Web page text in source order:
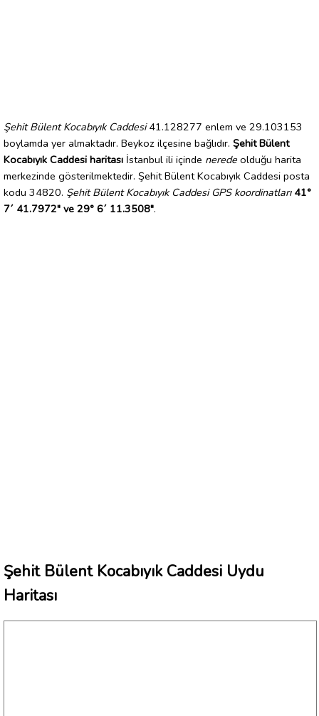
Şehit Bülent Kocabıyık Caddesi41.128277 enlem ve 29.103153
boylamda yer almaktadır. Beykoz ilçesine bağlıdır. Şehit Bülent
Kocabıyık Caddesi haritası İstanbul ili içinde nerede olduğu harita
merkezinde gösterilmektedir. Şehit Bülent Kocabıyık Caddesi posta
kodu 34820. Şehit Bülent Kocabıyık Caddesi GPS koordinatları 41°
7´ 41.7972" ve 29° 6´ 11.3508".
Şehit Bülent Kocabıyık Caddesi Uydu
Haritası